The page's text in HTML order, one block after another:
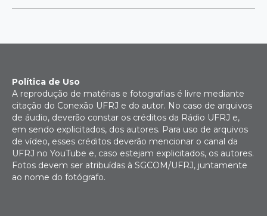
Política de Uso
A reprodução de matérias e fotografias é livre mediante
citação do Conexão UFRJ e do autor. No caso de arquivos
de áudio, deverão constar os créditos da Rádio UFRJ e,
em sendo explicitados, dos autores. Para uso de arquivos
de vídeo, esses créditos deverão mencionar o canal da
UFRJ no YouTube e, caso estejam explicitados, os autores.
Fotos devem ser atribuídas à SGCOM/UFRJ, juntamente
ao nome do fotógrafo.